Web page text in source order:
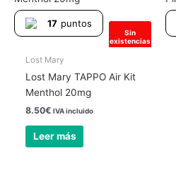
Sin
existencias
17 puntos
Lost Mary
Lost Mary TAPPO Air Kit
Menthol 20mg
8.50€ IVA incluido
Leer más